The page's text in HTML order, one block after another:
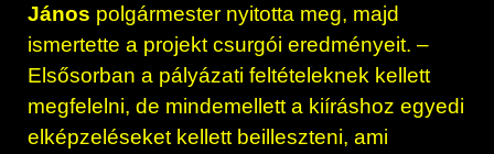
János polgármester nyitotta meg, majd
ismertette a projekt csurgói eredményeit. –
Elsősorban a pályázati feltételeknek kellett
megfelelni, de mindemellett a kiíráshoz egyedi
elképzeléseket kellett beilleszteni, ami